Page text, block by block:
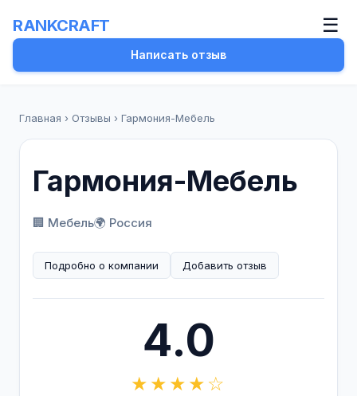
RANKCRAFT ☰
Написать отзыв
Главная › Отзывы › Гармония-Мебель
Гармония-Мебель
🏢 Мебель🌍 Россия
Подробно о компании Добавить отзыв
4.0
★★★★☆